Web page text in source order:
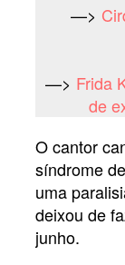
—>
—> Frida
de
O cantor
síndrome
uma
deixou de
junho.